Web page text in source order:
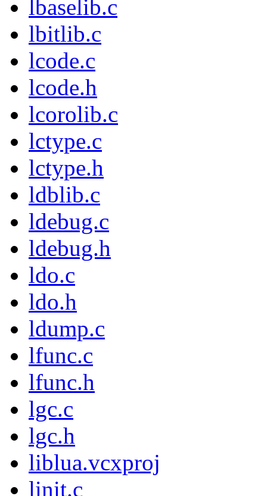
lbaselib.c
lbitlib.c
lcode.c
lcode.h
lcorolib.c
lctype.c
lctype.h
ldblib.c
ldebug.c
ldebug.h
ldo.c
ldo.h
ldump.c
lfunc.c
lfunc.h
lgc.c
lgc.h
liblua.vcxproj
linit.c